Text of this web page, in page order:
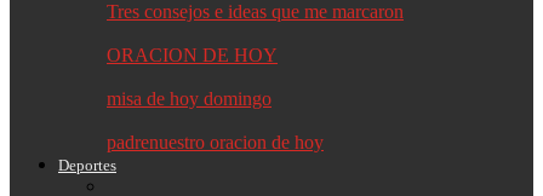
Tres consejos e ideas que me marcaron
ORACION DE HOY
misa de hoy domingo
padrenuestro oracion de hoy
Deportes